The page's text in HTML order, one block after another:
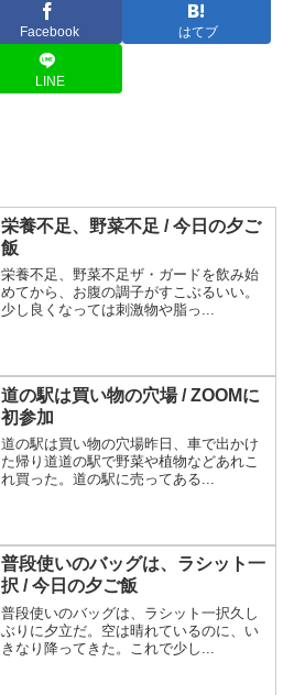
Facebook はてブ
LINE
栄養不足、野菜不足 / 今日の夕ご
飯
栄養不足、野菜不足ザ・ガードを飲み始
めてから、お腹の調子がすこぶるいい。
少し良くなっては刺激物や脂っ...
道の駅は買い物の穴場 / ZOOMに
初参加
道の駅は買い物の穴場昨日、車で出かけ
た帰り道道の駅で野菜や植物などあれこ
れ買った。道の駅に売ってある...
普段使いのバッグは、ラシット一
択 / 今日の夕ご飯
普段使いのバッグは、ラシット一択久し
ぶりに夕立だ。空は晴れているのに、い
きなり降ってきた。これで少し...